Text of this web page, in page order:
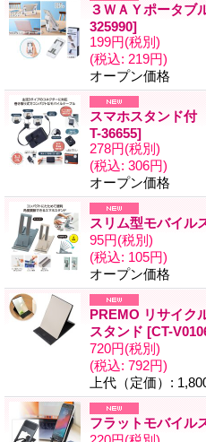
３ＷＡＹポータ
325990]
199円(税別)
(税込: 219円)
オープン価格
スマホスタンド
T-36655]
278円(税別)
(税込: 306円)
オープン価格
スリム型モバイル
95円(税別)
(税込: 105円)
オープン価格
PREMO リサイク
スタンド [CT-
720円(税別)
(税込: 792円)
上代（定価） :
フラットモバイル